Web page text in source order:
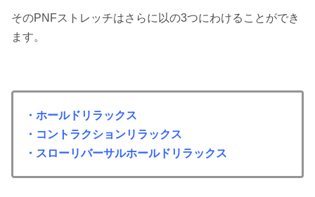
そのPNFストレッチはさらに以の3つにわけることができ
ます。
・ホールドリラックス
・コントラクションリラックス
・スローリバーサルホールドリラックス